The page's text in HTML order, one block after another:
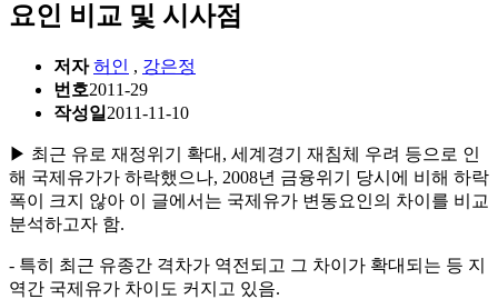
요인 비교 및 시사점
저자 허인 , 강은정
번호2011-29
작성일 2011-11-10
▶ 최근 유로 재정위기 확대, 세계경기 재침체 우려 등으로 인
해 국제유가가 하락했으나, 2008년 금융위기 당시에 비해 하락
폭이 크지 않아 이 글에서는 국제유가 변동요인의 차이를 비교
분석하고자 함.
- 특히 최근 유종간 격차가 역전되고 그 차이가 확대되는 등 지
역간 국제유가 차이도 커지고 있음.